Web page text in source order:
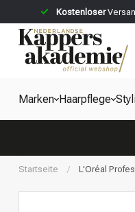
Kostenloser
Marken Haarpflege
Startseite / L'Oréal